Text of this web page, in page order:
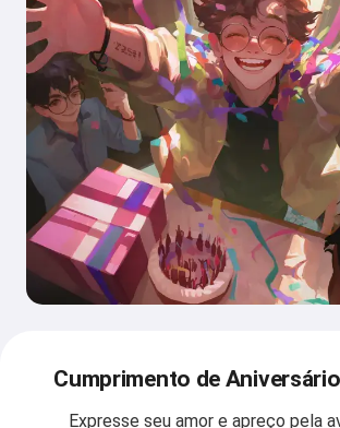
Cumprimento de
Expresse seu amor e apreço pela